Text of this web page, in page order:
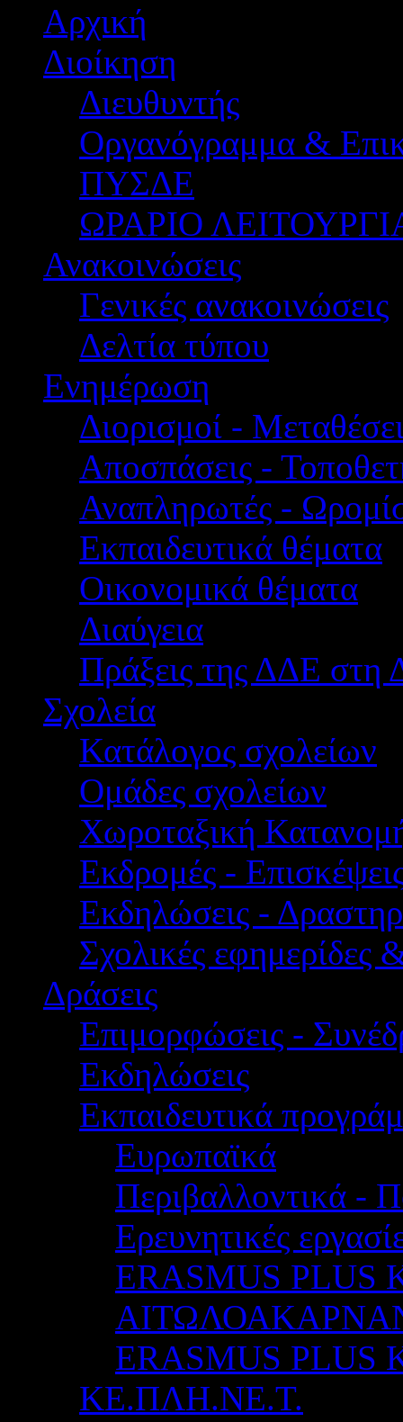
Αρχική
Διοίκηση
Διευθυντής
Οργανόγραμμα &
ΠΥΣΔΕ
ΩΡΑΡΙΟ
Ανακοινώσεις
Γενικές ανακοινώσεις
Δελτία τύπου
Ενημέρωση
Διορισμοί -
Αποσπάσεις -
Αναπληρωτές -
Εκπαιδευτικά θέματα
Οικονομικά θέματα
Διαύγεια
Πράξεις της ΔΔΕ στη
Σχολεία
Κατάλογος σχολείων
Ομάδες σχολείων
Χωροταξική
Εκδρομές -
Εκδηλώσεις -
Σχολικές εφημερίδες
Δράσεις
Επιμορφώσεις -
Εκδηλώσεις
Εκπαιδευτικά
Ευρωπαϊκά
Περιβαλλοντικά -
Ερευνητικές
ERASMUS PLUS
ERASMUS
ΚΕ.ΠΛΗ.ΝΕ.Τ.